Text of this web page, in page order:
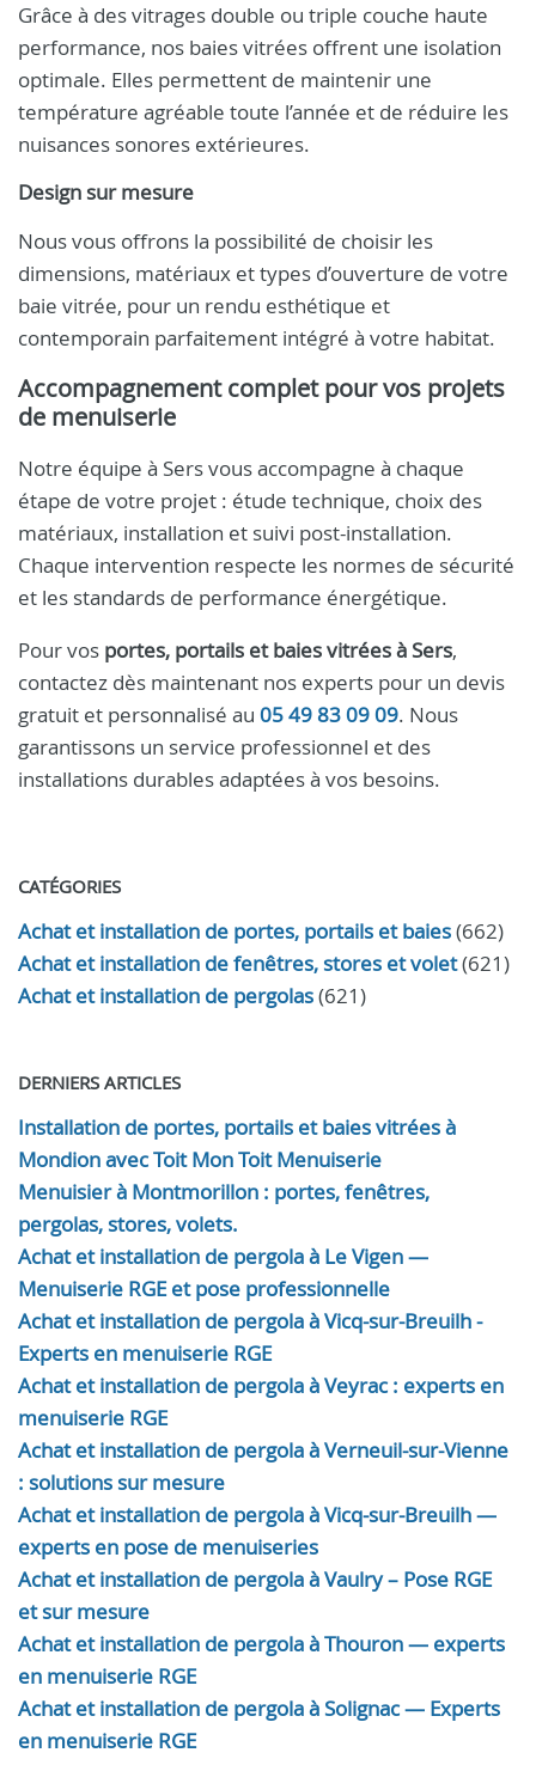
Grâce à des vitrages double ou triple couche haute
performance, nos baies vitrées offrent une isolation
optimale. Elles permettent de maintenir une
température agréable toute l’année et de réduire les
nuisances sonores extérieures.
Design sur mesure
Nous vous offrons la possibilité de choisir les
dimensions, matériaux et types d’ouverture de votre
baie vitrée, pour un rendu esthétique et
contemporain parfaitement intégré à votre habitat.
Accompagnement complet pour vos projets
de menuiserie
Notre équipe à Sers vous accompagne à chaque
étape de votre projet : étude technique, choix des
matériaux, installation et suivi post-installation.
Chaque intervention respecte les normes de sécurité
et les standards de performance énergétique.
Pour vos portes, portails et baies vitrées à Sers,
contactez dès maintenant nos experts pour un devis
gratuit et personnalisé au 05 49 83 09 09. Nous
garantissons un service professionnel et des
installations durables adaptées à vos besoins.
CATÉGORIES
Achat et installation de portes, portails et baies(662)
Achat et installation de fenêtres, stores et volet(621)
Achat et installation de pergolas(621)
DERNIERS ARTICLES
Installation de portes, portails et baies vitrées à
Mondion avec Toit Mon Toit Menuiserie
Menuisier à Montmorillon : portes, fenêtres,
pergolas, stores, volets.
Achat et installation de pergola à Le Vigen —
Menuiserie RGE et pose professionnelle
Achat et installation de pergola à Vicq-sur-Breuilh -
Experts en menuiserie RGE
Achat et installation de pergola à Veyrac : experts en
menuiserie RGE
Achat et installation de pergola à Verneuil-sur-Vienne
: solutions sur mesure
Achat et installation de pergola à Vicq-sur-Breuilh —
experts en pose de menuiseries
Achat et installation de pergola à Vaulry – Pose RGE
et sur mesure
Achat et installation de pergola à Thouron — experts
en menuiserie RGE
Achat et installation de pergola à Solignac — Experts
en menuiserie RGE